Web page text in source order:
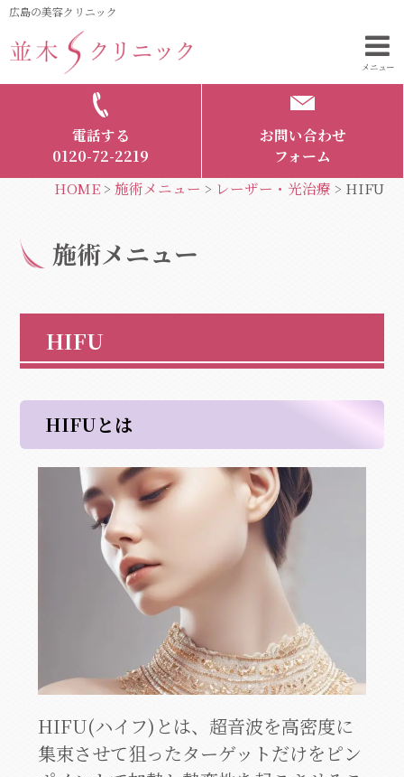
広島の美容クリニック
メニュー
電話する
0120-72-2219
お問い合わせ
フォーム
HOME> 施術メニュー > レーザー・光治療 > HIFU
施術メニュー
HIFU
HIFUとは
HIFU(ハイフ)とは、超音波を高密度に
集束させて狙ったターゲットだけをピン